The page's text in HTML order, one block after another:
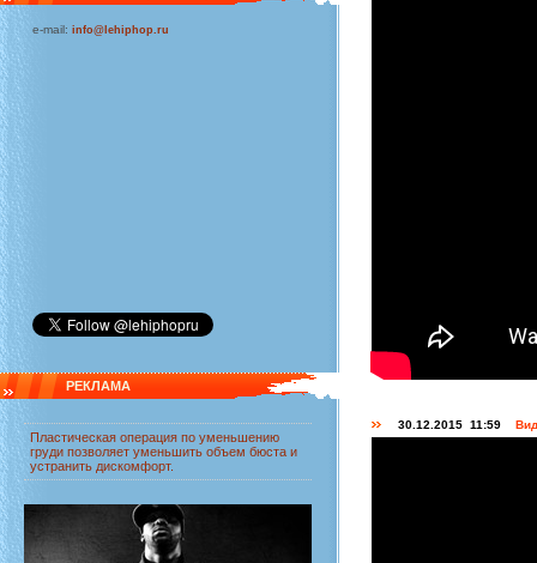
e-mail: info@lehiphop.ru
РЕКЛАМА
Пластическая операция по уменьшению
груди позволяет уменьшить объем бюста и
устранить дискомфорт.
30.12.2015 11:59